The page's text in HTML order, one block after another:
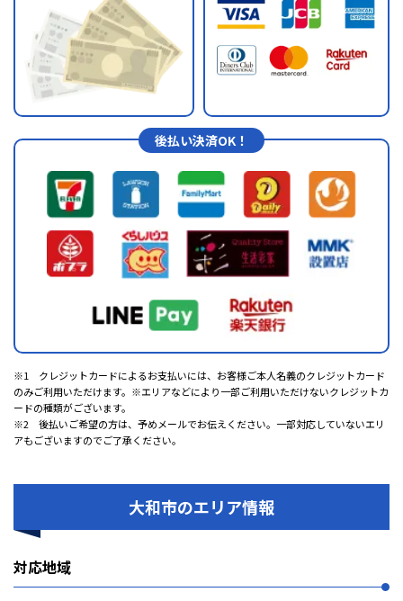
後払い決済OK！
※1 クレジットカードによるお支払いには、お客様ご本人名義のクレジットカード
のみご利用いただけます。※エリアなどにより一部ご利用いただけないクレジットカ
ードの種類がございます。
※2 後払いご希望の方は、予めメールでお伝えください。一部対応していないエリ
アもございますのでご了承ください。
大和市のエリア情報
対応地域